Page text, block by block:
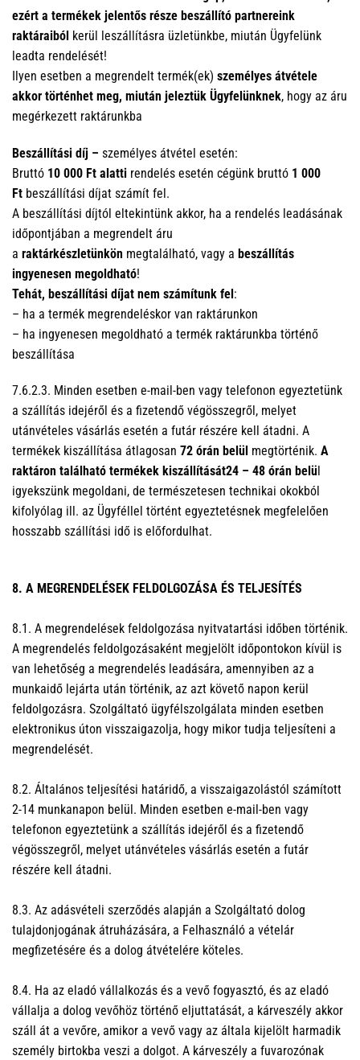
ezért a termékek jelentős része beszállító partnereink
raktáraiból kerül leszállításra üzletünkbe, miután Ügyfelünk
leadta rendelését!
Ilyen esetben a megrendelt termék(ek) személyes átvétele
akkor történhet meg, miután jeleztük Ügyfelünknek, hogy az áru
megérkezett raktárunkba
Beszállítási díj – személyes átvétel esetén:
Bruttó 10 000 Ft alatti rendelés esetén cégünk bruttó 1 000
Ft beszállítási díjat számít fel.
A beszállítási díjtól eltekintünk akkor, ha a rendelés leadásának
időpontjában a megrendelt áru
a raktárkészletünkön megtalálható, vagy a beszállítás
ingyenesen megoldható!
Tehát, beszállítási díjat nem számítunk fel:
– ha a termék megrendeléskor van raktárunkon
– ha ingyenesen megoldható a termék raktárunkba történő
beszállítása
7.6.2.3. Minden esetben e-mail-ben vagy telefonon egyeztetünk
a szállítás idejéről és a fizetendő végösszegről, melyet
utánvételes vásárlás esetén a futár részére kell átadni. A
termékek kiszállítása átlagosan 72 órán belül megtörténik. A
raktáron található termékek kiszállítását24 – 48 órán belü
igyekszünk megoldani, de természetesen technikai okokból
kifolyólag ill. az Ügyféllel történt egyeztetésnek megfelelően
hosszabb szállítási idő is előfordulhat.
8. A MEGRENDELÉSEK FELDOLGOZÁSA ÉS TELJESÍTÉS
8.1. A megrendelések feldolgozása nyitvatartási időben történik.
A megrendelés feldolgozásaként megjelölt időpontokon kívül is
van lehetőség a megrendelés leadására, amennyiben az a
munkaidő lejárta után történik, az azt követő napon kerül
feldolgozásra. Szolgáltató ügyfélszolgálata minden esetben
elektronikus úton visszaigazolja, hogy mikor tudja teljesíteni a
megrendelését.
8.2. Általános teljesítési határidő, a visszaigazolástól számított
2-14 munkanapon belül. Minden esetben e-mail-ben vagy
telefonon egyeztetünk a szállítás idejéről és a fizetendő
végösszegről, melyet utánvételes vásárlás esetén a futár
részére kell átadni.
8.3. Az adásvételi szerződés alapján a Szolgáltató dolog
tulajdonjogának átruházására, a Felhasználó a vételár
megfizetésére és a dolog átvételére köteles.
8.4. Ha az eladó vállalkozás és a vevő fogyasztó, és az eladó
vállalja a dolog vevőhöz történő eljuttatását, a kárveszély akkor
száll át a vevőre, amikor a vevő vagy az általa kijelölt harmadik
személy birtokba veszi a dolgot. A kárveszély a fuvarozónak